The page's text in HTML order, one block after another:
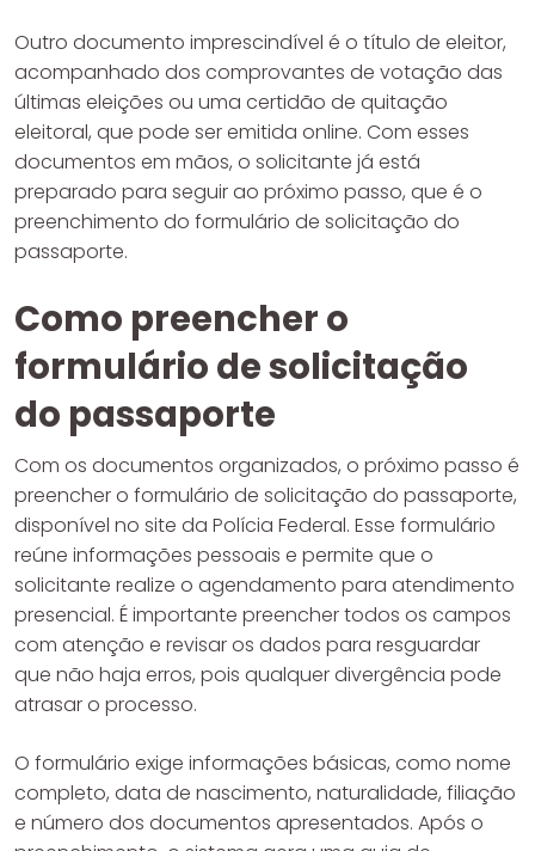
Outro documento imprescindível é o título de eleitor,
acompanhado dos comprovantes de votação das
últimas eleições ou uma certidão de quitação
eleitoral, que pode ser emitida online. Com esses
documentos em mãos, o solicitante já está
preparado para seguir ao próximo passo, que é o
preenchimento do formulário de solicitação do
passaporte.
Como preencher o
formulário de solicitação
do passaporte
Com os documentos organizados, o próximo passo é
preencher o formulário de solicitação do passaporte,
disponível no site da Polícia Federal. Esse formulário
reúne informações pessoais e permite que o
solicitante realize o agendamento para atendimento
presencial. É importante preencher todos os campos
com atenção e revisar os dados para resguardar
que não haja erros, pois qualquer divergência pode
atrasar o processo.
O formulário exige informações básicas, como nome
completo, data de nascimento, naturalidade, filiação
e número dos documentos apresentados. Após o